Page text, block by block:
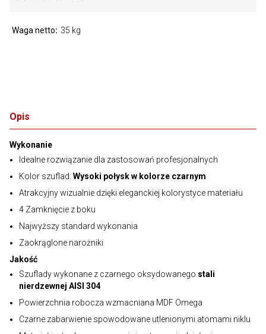
Opis
Wykonanie
Idealne rozwiązanie dla zastosowań profesjonalnych
Kolor szuflad: Wysoki połysk w kolorze czarnym
Atrakcyjny wizualnie dzięki eleganckiej kolorystyce materiału
4 Zamknięcie z boku
Najwyższy standard wykonania
Zaokrąglone narożniki
Jakość
Szuflady wykonane z czarnego oksydowanego stali
nierdzewnej AISI 304
Powierzchnia robocza wzmacniana MDF Omega
Czarne zabarwienie spowodowane utlenionymi atomami niklu
Waga netto 35 kg